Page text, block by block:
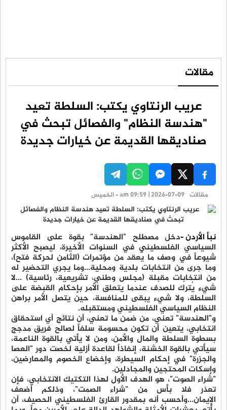
مقالات
عريب الرنتاوي يكتب: السلطة تعيد
"هندسة النظام" والفصائل تبحث في
صناديقها القديمة عن خيارات جديدة
مقالات am 09:59 | 2026-07-09 - الخميس
نبأ الأردن -دخل مصطلح "الهندسة" بقوة على القاموس
السياسي الفلسطيني في السنوات الأخيرة، ليصبح الأكثر
شيوعاً في وصف ما يُعقد من مؤتمرات (الثامن لحركة فتح)،
وما جرى من انتخابات بلدية ومحلية...وما يجري التحضير له
من انتخابات مقبلة (مجلس وطني، تشريعية، رئاسية) ...لا
شيء يُترك للصدف عندما يتعلق الأمر بإحكام القبضة على
السلطة، ولا شيء يبقى للمنافسة، حين يتصل الأمر براهن
النظام السياسي الفلسطيني ومستقبله.
و"الهندسة" تعني، من ضمن ما تعني، أن نتائج أي استحقاق
انتخابي، يتعين أن تكون محسومة سلفاً لصالح فريق مدجج
بسطوة السلطة والمال والأمن، ومن لا يأتي بالقوة الناعمة،
سيأتي بالقوة الخشنة، إنفاذاً لقاعدة أزلية لخصت دور "العصا
والجزرة" في إحكام السيطرة، وإخضاع الخصوم والمعارضين،
وإسكات المحتجين والمجادلين.
"شراء الصوت"، هو الهدف الأول لهذا التكتيك الانتخابي، فإن
تعذر فلا بأس من "شراء الصمت"، وذلكم أضعف
الإيمان...وأحسب أنه بمقدور القارئ الفلسطيني الحصيف، أن